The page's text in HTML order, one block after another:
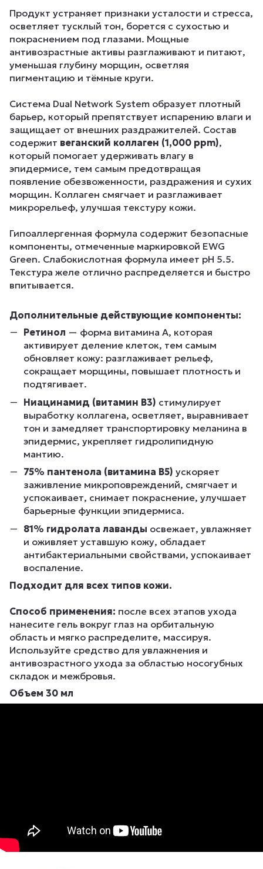
Продукт устраняет признаки усталости и стресса,
осветляет тусклый тон, борется с сухостью и
покраснением под глазами. Мощные
антивозрастные активы разглаживают и питают,
уменьшая глубину морщин, осветляя
пигментацию и тёмные круги.
Система Dual Network System образует плотный
барьер, который препятствует испарению влаги и
защищает от внешних раздражителей. Состав
содержит веганский коллаген (1,000 ppm),
который помогает удерживать влагу в
эпидермисе, тем самым предотвращая
появление обезвоженности, раздражения и сухих
морщин. Коллаген смягчает и разглаживает
микрорельеф, улучшая текстуру кожи.
Гипоаллергенная формула содержит безопасные
компоненты, отмеченные маркировкой EWG
Green. Слабокислотная формула имеет pH 5.5.
Текстура желе отлично распределяется и быстро
впитывается.
Дополнительные действующие компоненты:
Ретинол — форма витамина A, которая
активирует деление клеток, тем самым
обновляет кожу: разглаживает рельеф,
сокращает морщины, повышает плотность и
подтягивает.
Ниацинамид (витамин B3) стимулирует
выработку коллагена, осветляет, выравнивает
тон и замедляет транспортировку меланина в
эпидермис, укрепляет гидролипидную
мантию.
75% пантенола (витамина B5) ускоряет
заживление микроповреждений, смягчает и
успокаивает, снимает покраснение, улучшает
барьерные функции эпидермиса.
81% гидролата лаванды освежает, увлажняет
и оживляет уставшую кожу, обладает
антибактериальными свойствами, успокаивает
воспаление.
Подходит для всех типов кожи.
Способ применения: после всех этапов ухода
нанесите гель вокруг глаз на орбитальную
область и мягко распределите, массируя.
Используйте средство для увлажнения и
антивозрастного ухода за областью носогубных
складок и межбровья.
Объем 30 мл